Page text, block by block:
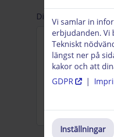
Din fråga/ditt
Detta gäller till
Efter
Dina
Lösenord
Vi samlar in
erbjudanden. Vi
Tekniskt
längst ner på
kakor och att
GDPR
|
Inställningar